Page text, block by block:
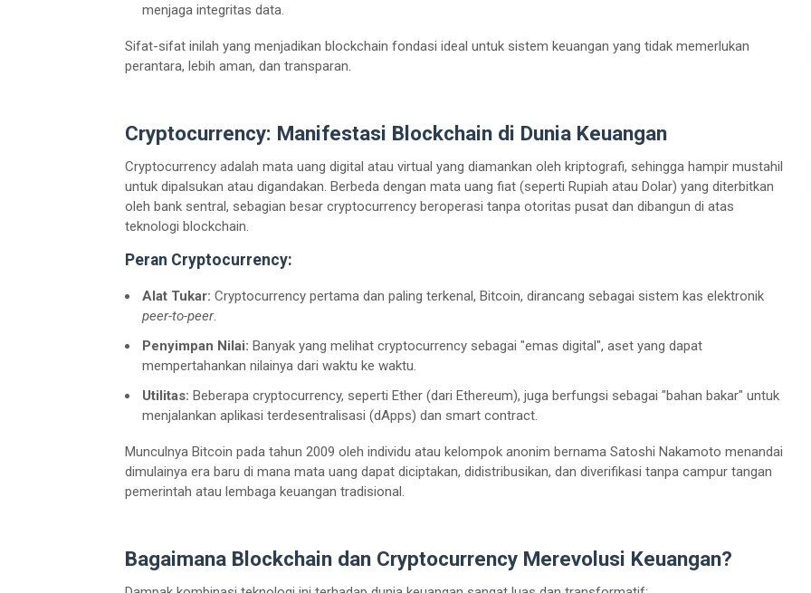
menjaga integritas data.
Sifat-sifat inilah yang menjadikan blockchain fondasi ideal untuk sistem keuangan yang tidak memerlukan
perantara, lebih aman, dan transparan.
Cryptocurrency: Manifestasi Blockchain di Dunia Keuangan
Cryptocurrency adalah mata uang digital atau virtual yang diamankan oleh kriptografi, sehingga hampir mustahil
untuk dipalsukan atau digandakan. Berbeda dengan mata uang fiat (seperti Rupiah atau Dolar) yang diterbitkan
oleh bank sentral, sebagian besar cryptocurrency beroperasi tanpa otoritas pusat dan dibangun di atas
teknologi blockchain.
Peran Cryptocurrency:
Alat Tukar: Cryptocurrency pertama dan paling terkenal, Bitcoin, dirancang sebagai sistem kas elektronik
peer-to-peer.
Penyimpan Nilai: Banyak yang melihat cryptocurrency sebagai "emas digital", aset yang dapat
mempertahankan nilainya dari waktu ke waktu.
Utilitas: Beberapa cryptocurrency, seperti Ether (dari Ethereum), juga berfungsi sebagai "bahan bakar" untuk
menjalankan aplikasi terdesentralisasi (dApps) dan smart contract.
Munculnya Bitcoin pada tahun 2009 oleh individu atau kelompok anonim bernama Satoshi Nakamoto menandai
dimulainya era baru di mana mata uang dapat diciptakan, didistribusikan, dan diverifikasi tanpa campur tangan
pemerintah atau lembaga keuangan tradisional.
Bagaimana Blockchain dan Cryptocurrency Merevolusi Keuangan?